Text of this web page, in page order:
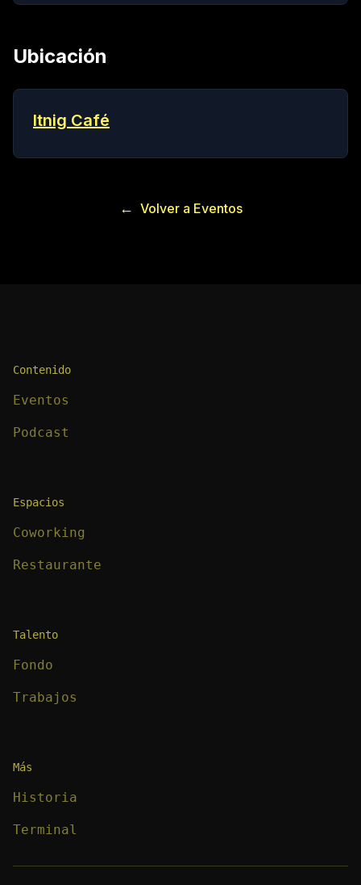
Ubicación
Itnig Café
← Volver a Eventos
Contenido
Eventos
Podcast
Espacios
Coworking
Restaurante
Talento
Fondo
Trabajos
Más
Historia
Terminal